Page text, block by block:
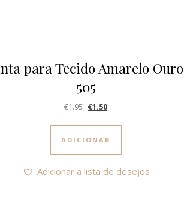
para Tecido Amarelo Ouro
505
€1.95 O preço original era: €1.95.
€1.50O preço atual é: €1.50.
ADICIONAR
Adicionar a lista de desejos